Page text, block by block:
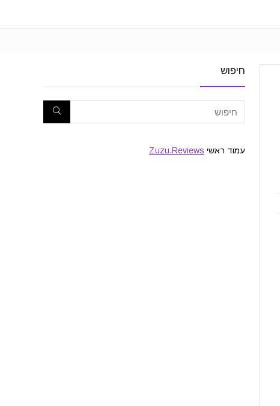
חיפוש
עמוד ראשי Zuzu.Reviews